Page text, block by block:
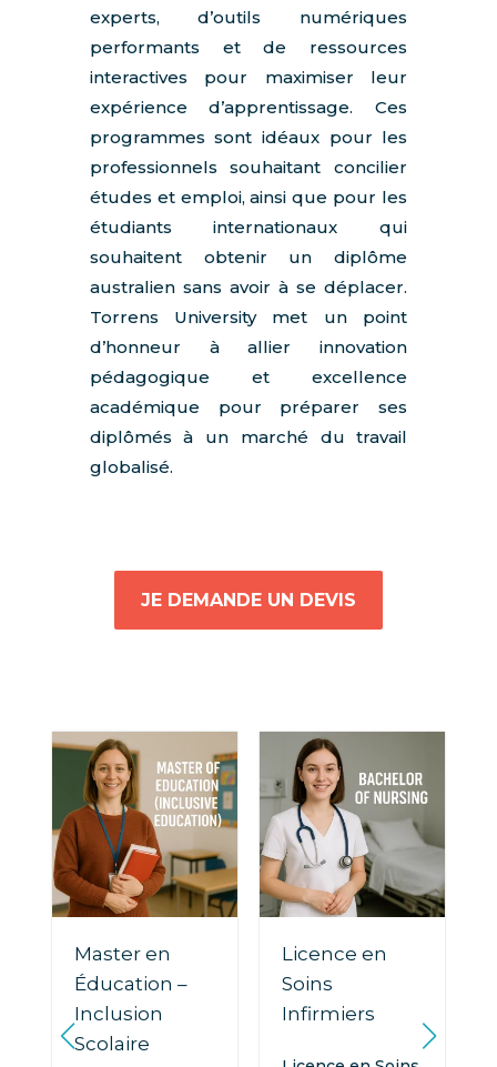
experts, d’outils numériques
performants et de ressources
interactives pour maximiser leur
expérience d’apprentissage. Ces
programmes sont idéaux pour les
professionnels souhaitant concilier
études et emploi, ainsi que pour les
étudiants internationaux qui
souhaitent obtenir un diplôme
australien sans avoir à se déplacer.
Torrens University met un point
d’honneur à allier innovation
pédagogique et excellence
académique pour préparer ses
diplômés à un marché du travail
globalisé.
JE DEMANDE UN DEVIS
Master en
Éducation –
Inclusion
Scolaire
Licence en
Soins
Infirmiers